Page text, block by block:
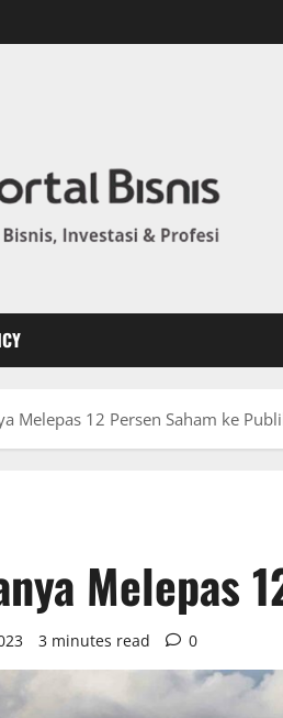
Melepas 12 Persen Saham ke
Melepas
3 minutes read 0